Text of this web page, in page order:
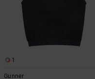
1
Gunner